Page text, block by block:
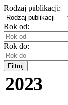
Rodzaj publikacji:
Rok od:
Rok do:
Filtruj
2023